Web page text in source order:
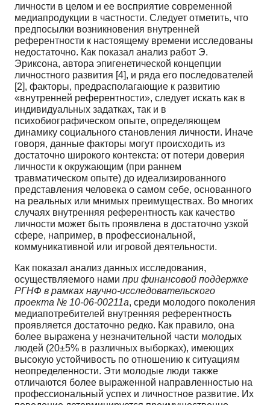
личности в целом и ее восприятие современной
медиапродукции в частности. Следует отметить, что
предпосылки возникновения внутренней
референтности к настоящему вре­мени исследованы
недостаточно. Как показал анализ работ Э.
Эриксона, автора эпигенетической концепции
личностного развития [4], и ряда его последователей
[2], факторы, предрасполагающие к развитию
«внутренней референтности», следует искать как в
индивидуальных задатках, так и в
психобиографическом опыте, определяющем
динамику социального становления личности. Иначе
говоря, данные факторы могут происходить из
достаточно широкого контекста: от потери доверия
личности к окружающим (при раннем
травматическом опыте) до идеализированного
представле­ния человека о самом себе, основанного
на реальных или мнимых преимуществах. Во многих
слу­чаях внутренняя референтность как качество
личности может быть проявлена в достаточно узкой
сфере, например, в профессиональной,
коммуникативной или игровой деятельности.
Как показал анализ данных исследования,
осуществляемого нами при финансовой поддерж­ке
РГНФ в рамках научно-исследовательского
проекта № 10-06-00211а, среди молодого поколе­ния
медиапотребителей внутренняя референтность
проявляется достаточно редко. Как правило, она
более выражена у незначительной части молодых
людей (20±5% в различных выборках), име­ющих
высокую устойчивость по отношению к ситуациям
неопределенности. Эти молодые люди также
отличаются более выраженной направленностью на
профессиональный успех и личностное развитие. Их